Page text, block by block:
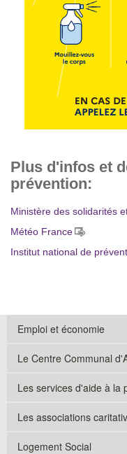
Plus d'infos et
prévention:
Ministère des solidarités
Météo France
Institut national de
Emploi et économie
Le Centre Communal
Les services d'aide à la
Les associations
Logement Social